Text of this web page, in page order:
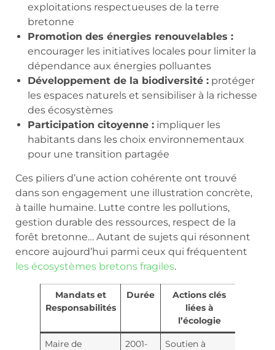
exploitations respectueuses de la terre
bretonne
Promotion des énergies renouvelables :
encourager les initiatives locales pour limiter la
dépendance aux énergies polluantes
Développement de la biodiversité : protéger
les espaces naturels et sensibiliser à la richesse
des écosystèmes
Participation citoyenne : impliquer les
habitants dans les choix environnementaux
pour une transition partagée
Ces piliers d’une action cohérente ont trouvé
dans son engagement une illustration concrète,
à taille humaine. Lutte contre les pollutions,
gestion durable des ressources, respect de la
forêt bretonne… Autant de sujets qui résonnent
encore aujourd’hui parmi ceux qui fréquentent
les écosystèmes bretons fragiles.
Mandats et
Responsabilités
Durée
Actions clés
liées à
l’écologie
Maire de
2001-
Soutien à